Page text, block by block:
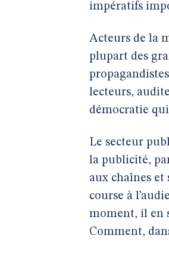
impératifs
Acteurs de la
plupart des
lecteurs,
démocratie
Le secteur
la publicité,
aux chaînes et
course à
moment, il en
Comment,